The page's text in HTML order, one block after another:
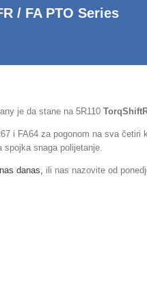
/ FA PTO Series
je da stane na 5R110
i FA64 za pogonom na sva
spojka snaga polijetanje.
danas, ili nas nazovite od